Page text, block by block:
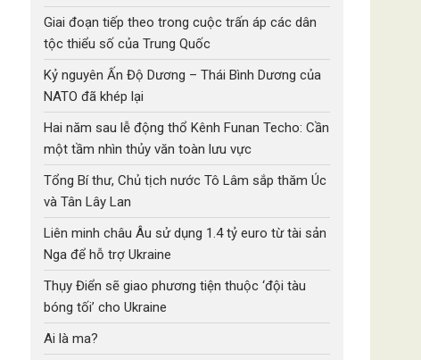
Giai đoạn tiếp theo trong cuộc trấn áp các dân
tộc thiểu số của Trung Quốc
Kỷ nguyên Ấn Độ Dương – Thái Bình Dương của
NATO đã khép lại
Hai năm sau lễ động thổ Kênh Funan Techo: Cần
một tầm nhìn thủy văn toàn lưu vực
Tổng Bí thư, Chủ tịch nước Tô Lâm sắp thăm Úc
và Tân Lây Lan
Liên minh châu Âu sử dụng 1.4 tỷ euro từ tài sản
Nga để hỗ trợ Ukraine
Thụy Điển sẽ giao phương tiện thuộc ‘đội tàu
bóng tối’ cho Ukraine
Ai là ma?